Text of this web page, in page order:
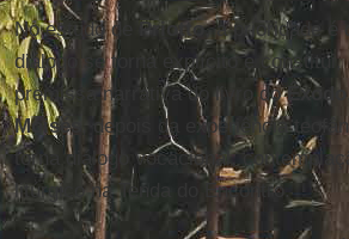
No estudo de Priotto, a prioridade é
diálogo se torna explícito e
premissa narrativa do livro doÊxodo
Moisés
, depois da experiência
torna diálogo vocacional,
litúrgico na Tenda do Encontro.